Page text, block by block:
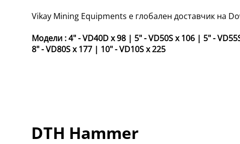
Vikay Mining Equipments е глобален доставчик на
Модели :4" - VD40D x 98 | 5" - VD50S x 106 | 5" -
8" - VD80S x 177 | 10" - VD10S x 225
DTH Hammer